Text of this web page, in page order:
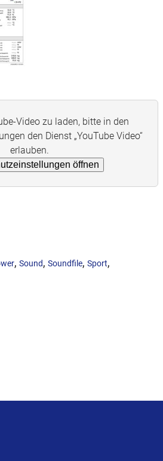
Video zu laden, bitte in den
den Dienst „YouTube Video“
erlauben.
öffnen
, Sound, Soundfile, Sport,